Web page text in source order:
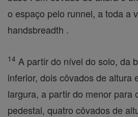
o espaço pelo runnel, a toda a
handsbreadth .
14 A partir do nível do solo, da
inferior, dois côvados de altura
largura, a partir do menor para
pedestal, quatro côvados de